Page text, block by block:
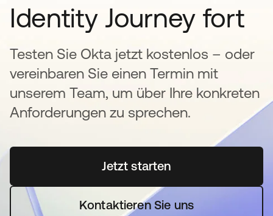
Identity Journey fort
Testen Sie Okta jetzt kostenlos – oder
vereinbaren Sie einen Termin mit
unserem Team, um über Ihre konkreten
Anforderungen zu sprechen.
Jetzt startenwird in einer neuen
Kontaktieren Sie uns